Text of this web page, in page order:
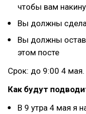
чтобы вам
Вы должны
Вы должны
этом посте
Срок: до 9:00 4 мая.
Как будут
В 9 утра 4 мая я